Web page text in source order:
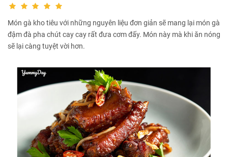
Món gà kho tiêu với những nguyên liệu đơn giản sẽ mang lại món gà
đậm đà pha chút cay cay rất đưa cơm đấy. Món này mà khi ăn nóng
sẽ lại càng tuyệt vời hơn.